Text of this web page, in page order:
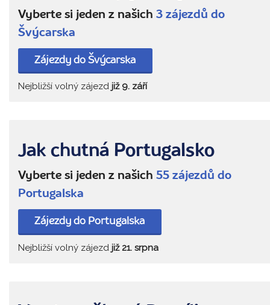
Vyberte si jeden z našich 3 zájezdů do
Švýcarska
Zájezdy do Švýcarska
Nejbližší volný zájezd již 9. září
Jak chutná Portugalsko
Vyberte si jeden z našich 55 zájezdů do
Portugalska
Zájezdy do Portugalska
Nejbližší volný zájezd již 21. srpna